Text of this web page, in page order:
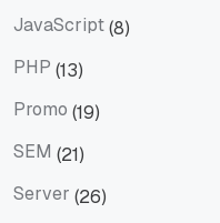
JavaScript(8)
PHP (13)
Promo (19)
SEM (21)
Server (26)